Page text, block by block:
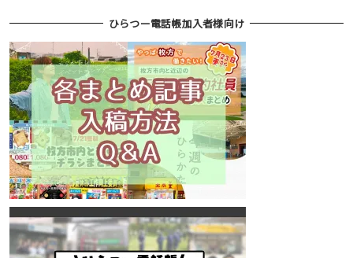
ひらつー電話帳加入者様向け